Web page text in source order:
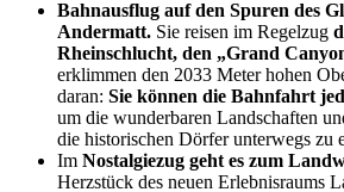
Bahnausflug auf den Spuren des
Andermatt. Sie reisen im Regelzug
Rheinschlucht, den „Grand
erklimmen den 2033 Meter hohen
daran: Sie können die Bahnfahrt
um die wunderbaren Landschaften
die historischen Dörfer unterwegs zu
Im Nostalgiezug geht es zum
Herzstück des neuen Erlebnisraums